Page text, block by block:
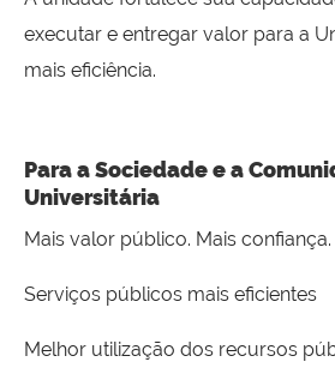
executar e entregar valor para a
mais eficiência.
Para a Sociedade e a
Universitária
Mais valor público. Mais
Serviços públicos mais eficientes
Melhor utilização dos recursos